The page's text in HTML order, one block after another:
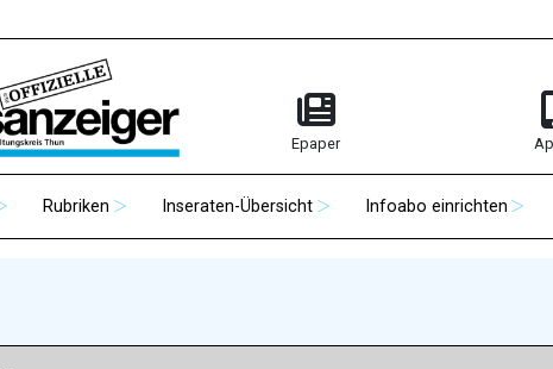
Epaper
Rubriken Inseraten-Übersicht Infoabo einrichten